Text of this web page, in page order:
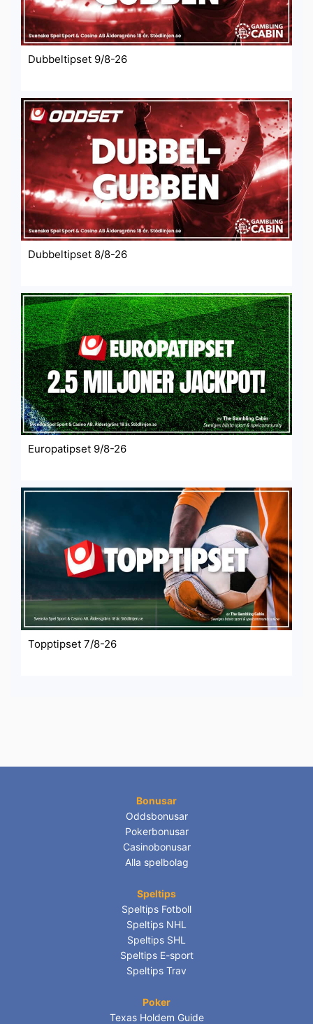
Dubbeltipset 9/8-26
Dubbeltipset 8/8-26
Europatipset 9/8-26
Topptipset 7/8-26
Bonusar
Oddsbonusar
Pokerbonusar
Casinobonusar
Alla spelbolag
Speltips
Speltips Fotboll
Speltips NHL
Speltips SHL
Speltips E-sport
Speltips Trav
Poker
Texas Holdem Guide